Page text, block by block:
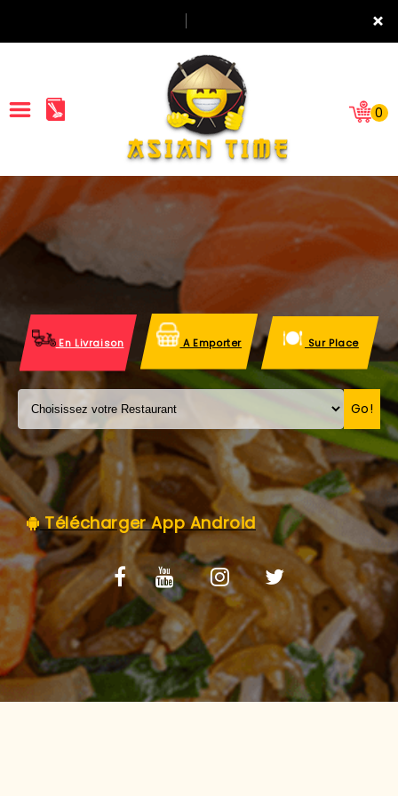
×
ACCUEIL
LA CARTE
VOS AVIS
MENTIONS LÉGALES
C.G.V
0
En Livraison A Emporter Sur Place
Go!
Télécharger App Android